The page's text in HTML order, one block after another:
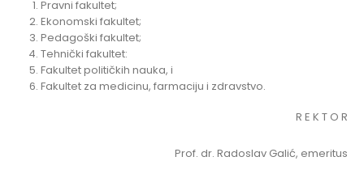
Pravni fakultet;
Ekonomski fakultet;
Pedagoški fakultet;
Tehnički fakultet:
Fakultet političkih nauka, i
Fakultet za medicinu, farmaciju i zdravstvo.
R E K T O R
Prof. dr. Radoslav Galić, emeritus